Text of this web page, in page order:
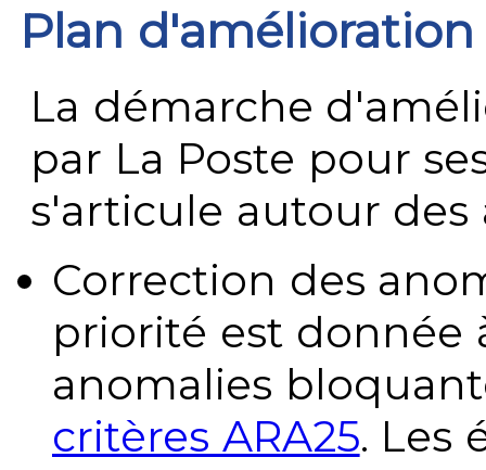
Plan
La démarche
par La Poste pour
s'articule autour des
Correction des
priorité est donnée
anomalies
critères ARA25. Les